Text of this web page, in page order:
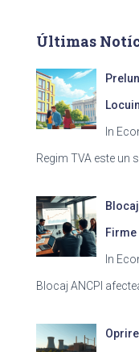
Últimas
In
Regim TVA este un
Firme
In
Blocaj ANCPI